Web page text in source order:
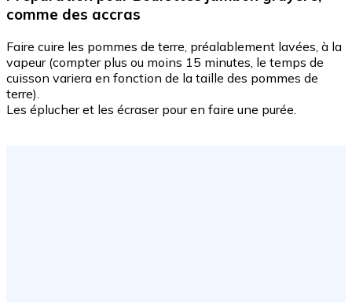
comme des accras
Faire cuire les pommes de terre, préalablement lavées, à la
vapeur (compter plus ou moins 15 minutes, le temps de
cuisson variera en fonction de la taille des pommes de
terre).
Les éplucher et les écraser pour en faire une purée.